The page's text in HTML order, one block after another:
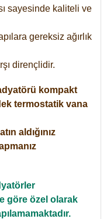
sayesinde kaliteli ve
gereksiz ağırlık
dirençlidir.
kompakt
termostatik vana
aldığınız
göre özel olarak